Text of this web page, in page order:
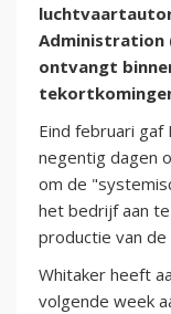
Administration
ontvangt
Eind februari gaf
negentig dagen
om de
het bedrijf aan
productie van
Whitaker heeft
volgende week